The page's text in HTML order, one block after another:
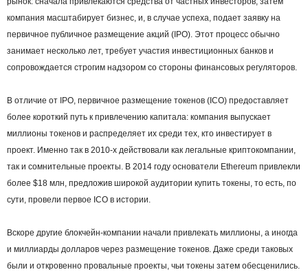
компания масштабирует бизнес, и, в случае успеха, подает заявку на
первичное публичное размещение акций (IPO). Этот процесс обычно
занимает несколько лет, требует участия инвестиционных банков и
сопровождается строгим надзором со стороны финансовых регуляторов.
В отличие от IPO, первичное размещение токенов (ICO) предоставляет
более короткий путь к привлечению капитала: компания выпускает
миллионы токенов и распределяет их среди тех, кто инвестирует в
проект. Именно так в 2010-х действовали как легальные криптокомпании,
так и сомнительные проекты. В 2014 году основатели Ethereum привлекли
более $18 млн, предложив широкой аудитории купить токены, то есть, по
сути, провели первое ICO в истории.
Вскоре другие блокчейн-компании начали привлекать миллионы, а иногда
и миллиарды долларов через размещение токенов. Даже среди таковых
были и откровенно провальные проекты, чьи токены затем обесценились.